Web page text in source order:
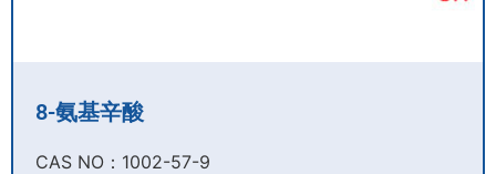
8-氨基辛酸
CAS NO：1002-57-9​